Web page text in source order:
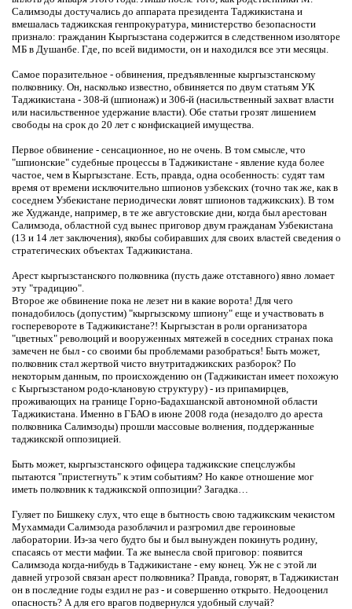
Салимзоды достучались до аппарата президента Таджикистана и
вмешалась таджикская генпрокуратура, министерство безопасности
признало: гражданин Кыргызстана содержится в следственном изоляторе
МБ в Душанбе. Где, по всей видимости, он и находился все эти месяцы.
Самое поразительное - обвинения, предъявленные кыргызстанскому
полковнику. Он, насколько известно, обвиняется по двум статьям УК
Таджикистана - 308-й (шпионаж) и 306-й (насильственный захват власти
или насильственное удержание власти). Обе статьи грозят лишением
свободы на срок до 20 лет с конфискацией имущества.
Первое обвинение - сенсационное, но не очень. В том смысле, что
"шпионские" судебные процессы в Таджикистане - явление куда более
частое, чем в Кыргызстане. Есть, правда, одна особенность: судят там
время от времени исключительно шпионов узбекских (точно так же, как в
соседнем Узбекистане периодически ловят шпионов таджикских). В том
же Худжанде, например, в те же августовские дни, когда был арестован
Салимзода, областной суд вынес приговор двум гражданам Узбекистана
(13 и 14 лет заключения), якобы собиравших для своих властей сведения о
стратегических объектах Таджикистана.
Арест кыргызстанского полковника (пусть даже отставного) явно ломает
эту "традицию".
Второе же обвинение пока не лезет ни в какие ворота! Для чего
понадобилось (допустим) "кыргызскому шпиону" еще и участвовать в
госперевороте в Таджикистане?! Кыргызстан в роли организатора
"цветных" революций и вооруженных мятежей в соседних странах пока
замечен не был - со своими бы проблемами разобраться! Быть может,
полковник стал жертвой чисто внутритаджикских разборок? По
некоторым данным, по происхождению он (Таджикистан имеет похожую
с Кыргызстаном родо-клановую структуру) - из припамирцев,
проживающих на границе Горно-Бадахшанской автономной области
Таджикистана. Именно в ГБАО в июне 2008 года (незадолго до ареста
полковника Салимзоды) прошли массовые волнения, поддержанные
таджикской оппозицией.
Быть может, кыргызстанского офицера таджикские спецслужбы
пытаются "пристегнуть" к этим событиям? Но какое отношение мог
иметь полковник к таджикской оппозиции? Загадка…
Гуляет по Бишкеку слух, что еще в бытность свою таджикским чекистом
Мухаммади Салимзода разоблачил и разгромил две героиновые
лаборатории. Из-за чего будто бы и был вынужден покинуть родину,
спасаясь от мести мафии. Та же вынесла свой приговор: появится
Салимзода когда-нибудь в Таджикистане - ему конец. Уж не с этой ли
давней угрозой связан арест полковника? Правда, говорят, в Таджикистан
он в последние годы ездил не раз - и совершенно открыто. Недооценил
опасность? А для его врагов подвернулся удобный случай?